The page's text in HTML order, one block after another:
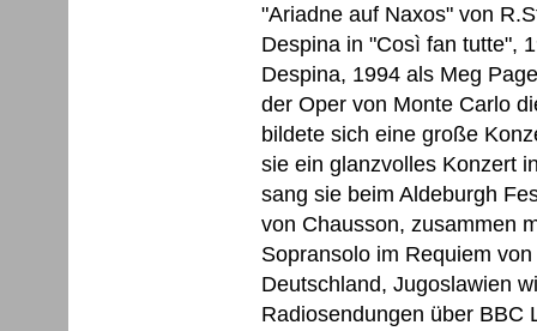
"Ariadne auf Naxos" von
Despina in "Così fan tutte",
Despina, 1994 als Meg
der Oper von Monte Carlo
bildete sich eine große
sie ein glanzvolles Konzert
sang sie beim Aldeburgh
von Chausson, zusammen
Sopransolo im Requiem
Deutschland, Jugoslawien
Radiosendungen über BBC